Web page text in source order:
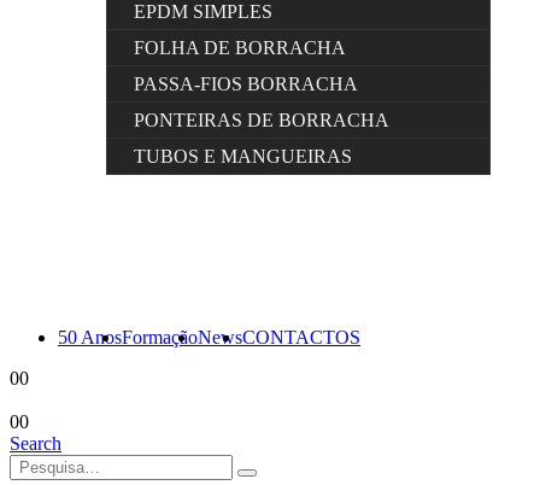
EPDM SIMPLES
FOLHA DE BORRACHA
PASSA-FIOS BORRACHA
PONTEIRAS DE BORRACHA
TUBOS E MANGUEIRAS
50 AnosFormaçãoNewsCONTACTOS
00
00
Search